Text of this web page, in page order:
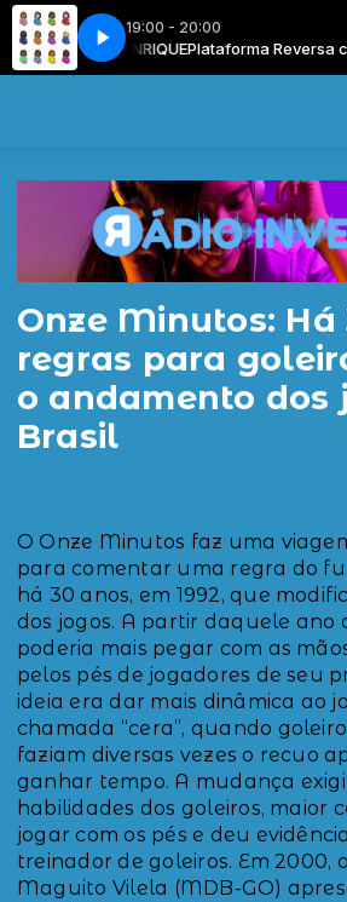
19:00 - 20:00
BRUNO HENRIQUEPlataforma Reversa
Drake - Race My Mind
Onze Minutos: Há
regras para
o andamento dos
Brasil
O Onze Minutos faz uma
para comentar uma regra do
há 30 anos, em 1992, que
dos jogos. A partir daquele ano
poderia mais pegar com as
pelos pés de jogadores de seu
ideia era dar mais dinâmica ao
chamada “cera”, quando
faziam diversas vezes o recuo
ganhar tempo. A mudança
habilidades dos goleiros, maior
jogar com os pés e deu
treinador de goleiros. Em 2000,
Maguito Vilela (MDB-GO)